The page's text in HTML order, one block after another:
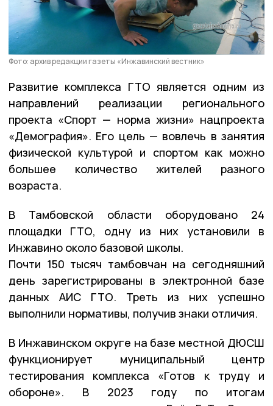
Фото: архив редакции газеты «Инжавинский вестник»
Развитие комплекса ГТО является одним из
направлений реализации регионального
проекта «Спорт — норма жизни» нацпроекта
«Демография». Его цель — вовлечь в занятия
физической культурой и спортом как можно
большее количество жителей разного
возраста.
В Тамбовской области оборудовано 24
площадки ГТО, одну из них установили в
Инжавино около базовой школы.
Почти 150 тысяч тамбовчан на сегодняшний
день зарегистрированы в электронной базе
данных АИС ГТО. Треть из них успешно
выполнили нормативы, получив знаки отличия.
В Инжавинском округе на базе местной ДЮСШ
функционирует муниципальный центр
тестирования комплекса «Готов к труду и
обороне». В 2023 году по итогам